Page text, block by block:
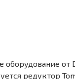
редуктор